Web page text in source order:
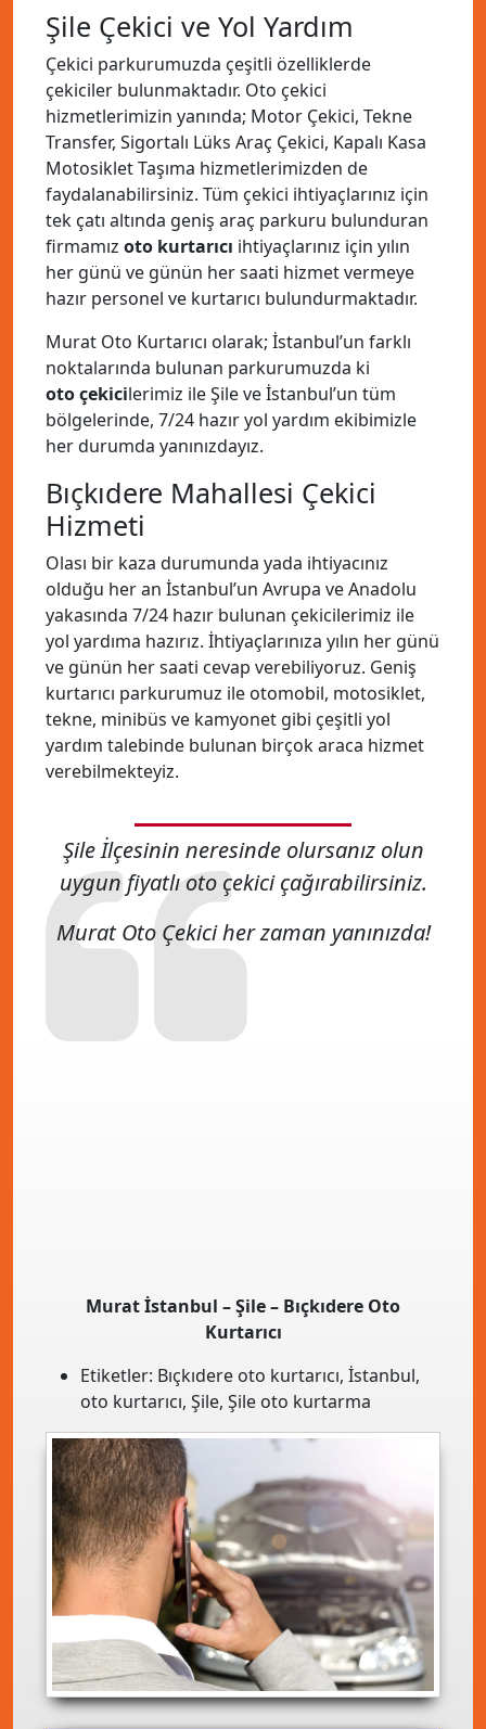
Şile Çekici ve Yol Yardım
Çekici parkurumuzda çeşitli özelliklerde
çekiciler bulunmaktadır. Oto çekici
hizmetlerimizin yanında; Motor Çekici, Tekne
Transfer, Sigortalı Lüks Araç Çekici, Kapalı Kasa
Motosiklet Taşıma hizmetlerimizden de
faydalanabilirsiniz. Tüm çekici ihtiyaçlarınız için
tek çatı altında geniş araç parkuru bulunduran
firmamız oto kurtarıcı ihtiyaçlarınız için yılın
her günü ve günün her saati hizmet vermeye
hazır personel ve kurtarıcı bulundurmaktadır.
Murat Oto Kurtarıcı olarak; İstanbul’un farklı
noktalarında bulunan parkurumuzda ki
oto çekicilerimiz ile Şile ve İstanbul’un tüm
bölgelerinde, 7/24 hazır yol yardım ekibimizle
her durumda yanınızdayız.
Bıçkıdere Mahallesi Çekici
Hizmeti
Olası bir kaza durumunda yada ihtiyacınız
olduğu her an İstanbul’un Avrupa ve Anadolu
yakasında 7/24 hazır bulunan çekicilerimiz ile
yol yardıma hazırız. İhtiyaçlarınıza yılın her günü
ve günün her saati cevap verebiliyoruz. Geniş
kurtarıcı parkurumuz ile otomobil, motosiklet,
tekne, minibüs ve kamyonet gibi çeşitli yol
yardım talebinde bulunan birçok araca hizmet
verebilmekteyiz.
Şile İlçesinin neresinde olursanız olun
uygun fiyatlı oto çekici çağırabilirsiniz.
Murat Oto Çekici her zaman yanınızda!
Murat İstanbul – Şile – Bıçkıdere Oto
Kurtarıcı
Etiketler: Bıçkıdere oto kurtarıcı, İstanbul,
oto kurtarıcı, Şile, Şile oto kurtarma